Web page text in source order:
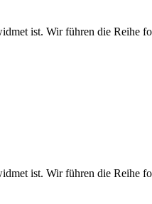
ist. Wir führen die Reihe
ist. Wir führen die Reihe